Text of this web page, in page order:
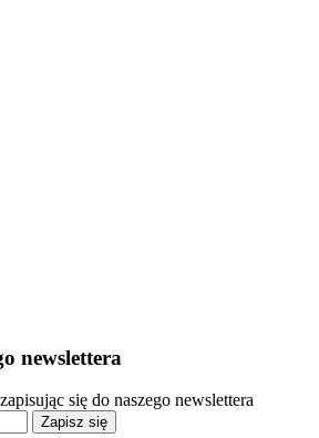
newslettera
się do naszego newslettera
Zapisz się